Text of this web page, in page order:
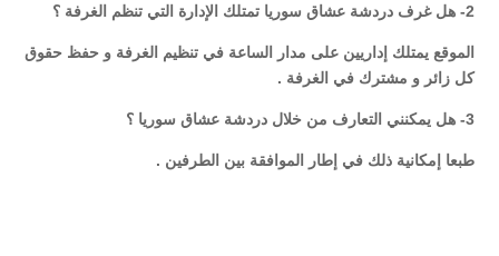
2- هل غرف دردشة عشاق سوريا تمتلك الإدارة التي تنظم الغرفة ؟
الموقع يمتلك إداريين على مدار الساعة في تنظيم الغرفة و حفظ حقوق
كل زائر و مشترك في الغرفة .
3- هل يمكنني التعارف من خلال دردشة عشاق سوريا ؟
طبعا إمكانية ذلك في إطار الموافقة بين الطرفين .